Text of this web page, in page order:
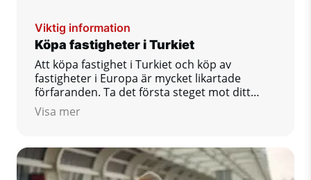
Viktig information
Köpa fastigheter i Turkiet
Att köpa fastighet i Turkiet och köp av
fastigheter i Europa är mycket likartade
förfaranden. Ta det första steget mot ditt
drömhem idag!
Visa mer